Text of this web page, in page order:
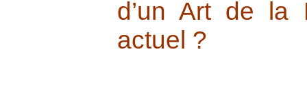
d’un Art de la
actuel ?